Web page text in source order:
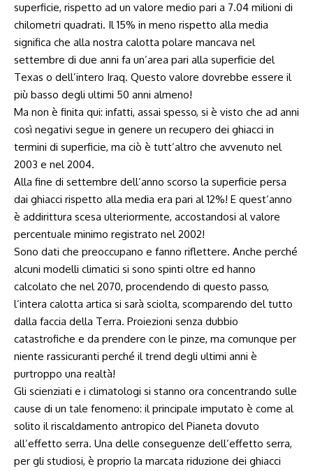
superficie, rispetto ad un valore medio pari a 7.04 milioni di
chilometri quadrati. Il 15% in meno rispetto alla media
significa che alla nostra calotta polare mancava nel
settembre di due anni fa un’area pari alla superficie del
Texas o dell’intero Iraq. Questo valore dovrebbe essere il
più basso degli ultimi 50 anni almeno!
Ma non è finita qui: infatti, assai spesso, si è visto che ad anni
così negativi segue in genere un recupero dei ghiacci in
termini di superficie, ma ciò è tutt’altro che avvenuto nel
2003 e nel 2004.
Alla fine di settembre dell’anno scorso la superficie persa
dai ghiacci rispetto alla media era pari al 12%! E quest’anno
è addirittura scesa ulteriormente, accostandosi al valore
percentuale minimo registrato nel 2002!
Sono dati che preoccupano e fanno riflettere. Anche perché
alcuni modelli climatici si sono spinti oltre ed hanno
calcolato che nel 2070, procendendo di questo passo,
l’intera calotta artica si sarà sciolta, scomparendo del tutto
dalla faccia della Terra. Proiezioni senza dubbio
catastrofiche e da prendere con le pinze, ma comunque per
niente rassicuranti perché il trend degli ultimi anni è
purtroppo una realtà!
Gli scienziati e i climatologi si stanno ora concentrando sulle
cause di un tale fenomeno: il principale imputato è come al
solito il riscaldamento antropico del Pianeta dovuto
all’effetto serra. Una delle conseguenze dell’effetto serra,
per gli studiosi, è proprio la marcata riduzione dei ghiacci